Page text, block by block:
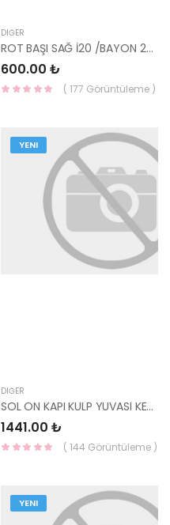
DIĞER
ROT BAŞI SAĞ İ20 /BAYON 2020- 56825-Q0000-YS
600.00 ₺
( 177 Görüntüleme )
YENI
DIĞER
SOL ON KAPI KULP YUVASI KEMİK KONA 82655-J9000-HMC
1441.00 ₺
( 144 Görüntüleme )
YENI